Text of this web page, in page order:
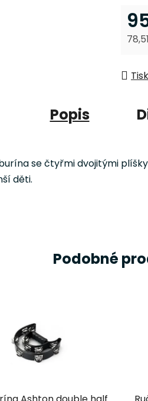
Tisk
Popis
se čtyřmi dvojitými
děti.
Podobné